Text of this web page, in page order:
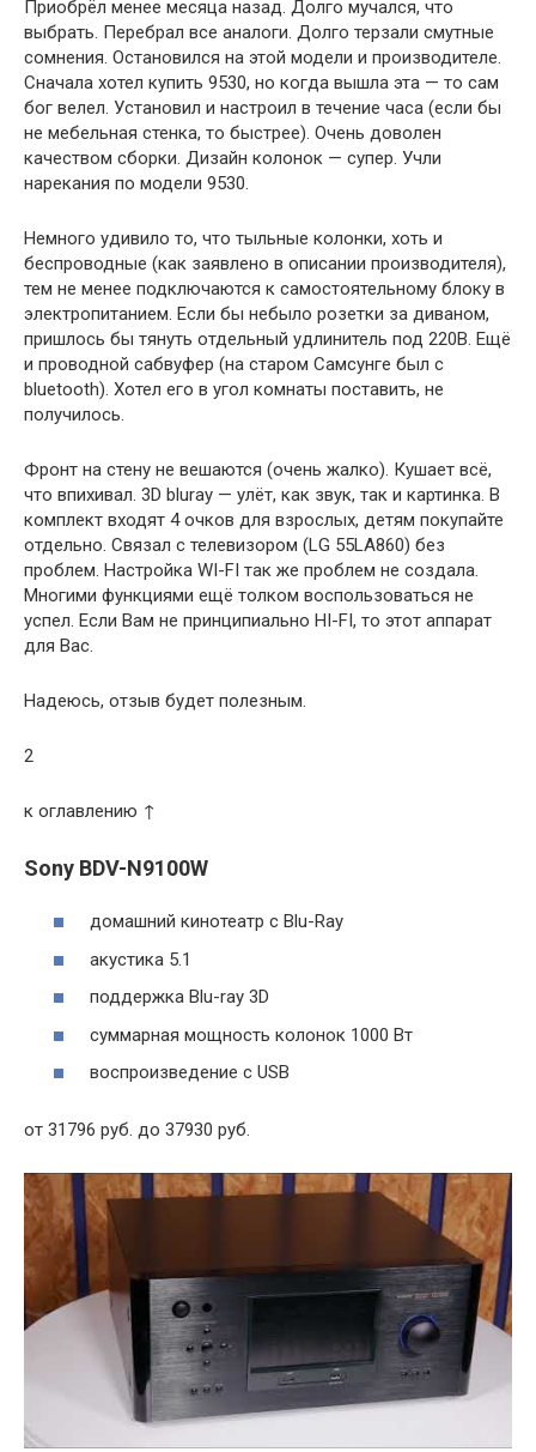
Приобрёл менее месяца назад. Долго мучался, что
выбрать. Перебрал все аналоги. Долго терзали смутные
сомнения. Остановился на этой модели и производителе.
Сначала хотел купить 9530, но когда вышла эта — то сам
бог велел. Установил и настроил в течение часа (если бы
не мебельная стенка, то быстрее). Очень доволен
качеством сборки. Дизайн колонок — супер. Учли
нарекания по модели 9530.
Немного удивило то, что тыльные колонки, хоть и
беспроводные (как заявлено в описании производителя),
тем не менее подключаются к самостоятельному блоку в
электропитанием. Если бы небыло розетки за диваном,
пришлось бы тянуть отдельный удлинитель под 220В. Ещё
и проводной сабвуфер (на старом Самсунге был с
bluetooth). Хотел его в угол комнаты поставить, не
получилось.
Фронт на стену не вешаются (очень жалко). Кушает всё,
что впихивал. 3D bluray — улёт, как звук, так и картинка. В
комплект входят 4 очков для взрослых, детям покупайте
отдельно. Связал с телевизором (LG 55LА860) без
проблем. Настройка WI-FI так же проблем не создала.
Многими функциями ещё толком воспользоваться не
успел. Если Вам не принципиально HI-FI, то этот аппарат
для Вас.
Надеюсь, отзыв будет полезным.
2
к оглавлению ↑
Sony BDV-N9100W
домашний кинотеатр c Blu-Ray
акустика 5.1
поддержка Blu-ray 3D
суммарная мощность колонок 1000 Вт
воспроизведение с USB
от 31796 руб. до 37930 руб.